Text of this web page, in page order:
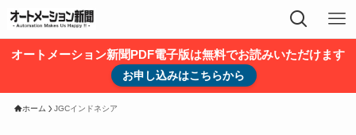
オートメーション新聞PDF電子版は無料でお読みいただけます
お申し込みはこちらから
ホーム JGCインドネシア